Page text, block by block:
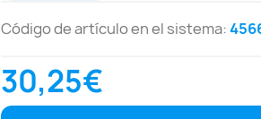
Código de artículo en el sistema:
30,25€